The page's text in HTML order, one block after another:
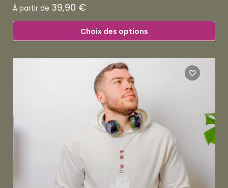
À partir de 39,90 €
Choix des options